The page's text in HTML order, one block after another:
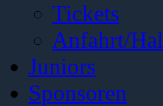
Tickets
Anfahrt/
Juniors
Sponsoren